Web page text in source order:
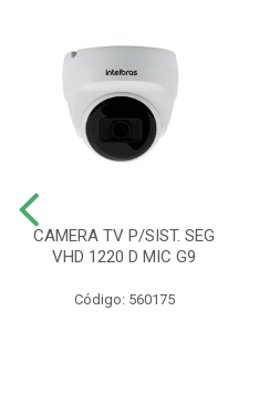
CAMERA TV P/SIST. SEG
VHD 1220 D MIC G9
Código: 560175